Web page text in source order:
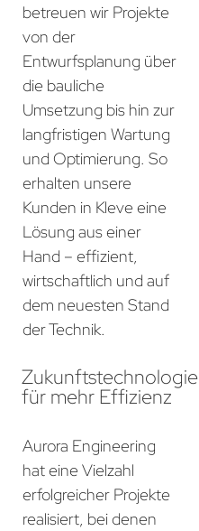
betreuen wir Projekte
von der
Entwurfsplanung über
die bauliche
Umsetzung bis hin zur
langfristigen Wartung
und Optimierung. So
erhalten unsere
Kunden in Kleve eine
Lösung aus einer
Hand – effizient,
wirtschaftlich und auf
dem neuesten Stand
der Technik.
Zukunftstechnologie
für mehr Effizienz
Aurora Engineering
hat eine Vielzahl
erfolgreicher Projekte
realisiert, bei denen